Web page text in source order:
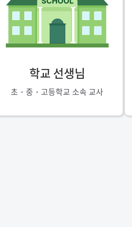
학교 선생님
초・중・고등학교 소속 교사